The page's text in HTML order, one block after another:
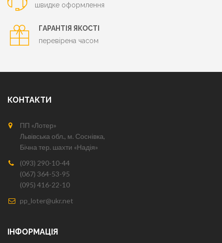
швидке оформлення
ГАРАНТІЯ ЯКОСТІ
перевірена часом
КОНТАКТИ
ПП «Лотер»
Львівська обл., м. Соснівка,
Бічна тер. шахти «Надія»
(093) 290-10-44
(067) 364-53-95
(095) 416-22-10
pp_loter@ukr.net
ІНФОРМАЦІЯ